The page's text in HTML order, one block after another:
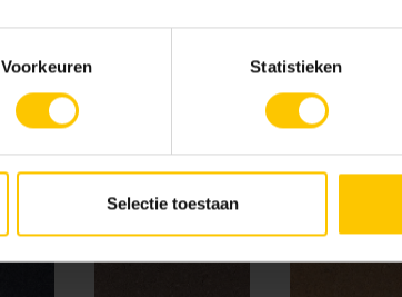
Voorkeuren Statistieken
Selectie toestaan